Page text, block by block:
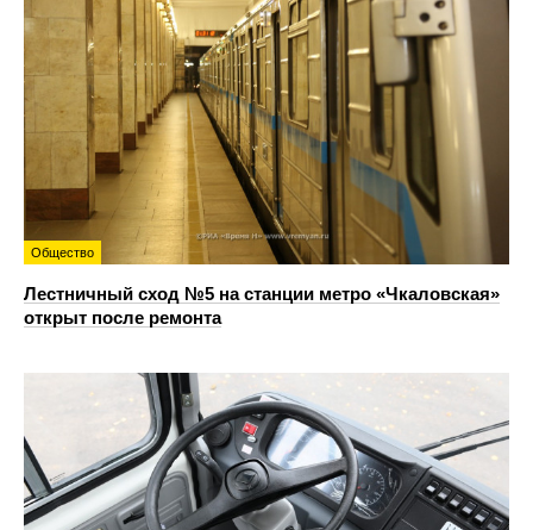
Общество
Лестничный сход №5 на станции метро «Чкаловская»
открыт после ремонта